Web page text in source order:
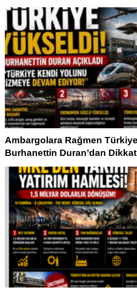
Ambargolara Rağmen
Burhanettin Duran’dan